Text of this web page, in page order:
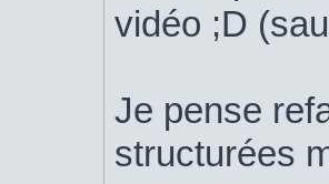
vidéo ;D
Je pense
structurées